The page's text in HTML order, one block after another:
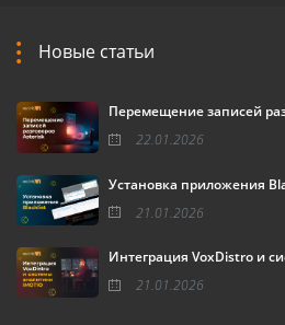
Новые статьи
Перемещение записей
22.01.2026
Установка приложения
21.01.2026
Интеграция VoxDistro и
21.01.2026